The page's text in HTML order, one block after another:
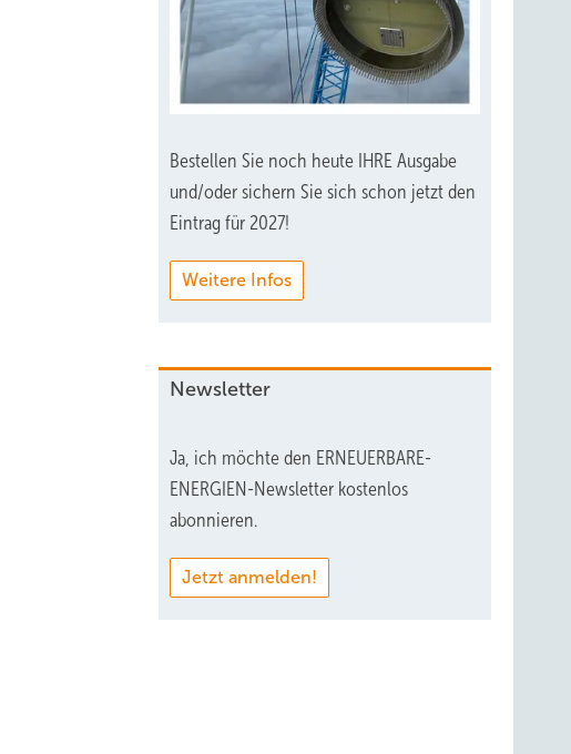
Bestellen Sie noch heute IHRE Ausgabe
und/oder sichern Sie sich schon jetzt den
Eintrag für 2027!
Weitere Infos
Newsletter
Ja, ich möchte den ERNEUERBARE-
ENERGIEN-Newsletter kostenlos
abonnieren.
Jetzt anmelden!